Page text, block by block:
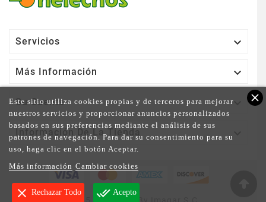
Servicios 
Más Información 
Su Cuenta 
Información De La Tienda 
close
Este sitio utiliza cookies propias y de terceros para mejorar
nuestros servicios y proporcionar anuncios personalizados
basados en sus preferencias mediante el análisis de sus
patrones de navegación. Para dar su consentimiento para su
uso, haga clic en el botón Aceptar.
Más información Cambiar cookies
clear Rechazar Todo done_all Acepto